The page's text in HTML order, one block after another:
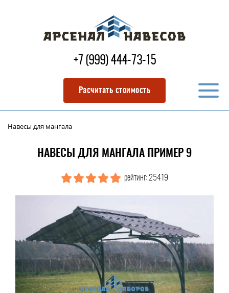
+7 (999) 444-73-15
Расчитать стоимость
Навесы для мангала
НАВЕСЫ ДЛЯ МАНГАЛА ПРИМЕР 9
рейтинг: 25419